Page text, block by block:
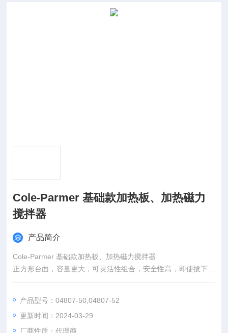
Cole-Parmer 基础款加热板、加热磁力
搅拌器
产品简介
Cole-Parmer 基础款加热板、加热磁力搅拌器
正方形台面，容量更大，可灵活性组合，安全性高，即使拔下电
源，如台面温度过高，“Hot" 高温警告灯仍会亮起
产品型号：04807-50,04807-52
更新时间：2024-03-29
厂商性质：代理商